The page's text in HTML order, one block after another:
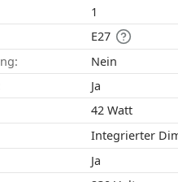
1
E27
Nein
Ja
42 Watt
Integrierter
Ja